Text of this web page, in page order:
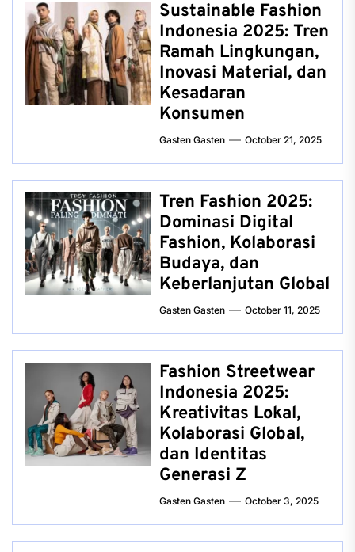
Sustainable Fashion
Indonesia 2025: Tren
Ramah Lingkungan,
Inovasi Material, dan
Kesadaran
Konsumen
Gasten Gasten October 21, 2025
Tren Fashion 2025:
Dominasi Digital
Fashion, Kolaborasi
Budaya, dan
Keberlanjutan Global
Gasten Gasten October 11, 2025
Fashion Streetwear
Indonesia 2025:
Kreativitas Lokal,
Kolaborasi Global,
dan Identitas
Generasi Z
Gasten Gasten October 3, 2025